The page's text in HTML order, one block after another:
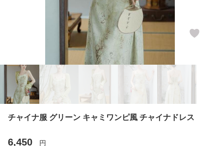
チャイナ服 グリーン キャミワンピ風 チャイナドレス
6,450 円